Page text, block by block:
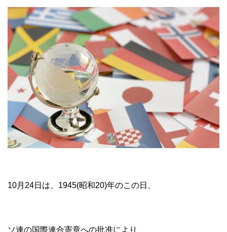
10月24日は、1945(昭和20)年のこの日、
ソ連の国際連合憲章への批准により、